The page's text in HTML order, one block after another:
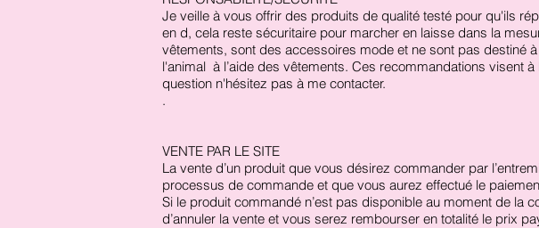
Je veille à vous offrir des produits de qualité testé pour qu'ils
en d, cela reste sécuritaire pour marcher en laisse dans la
vêtements, sont des accessoires mode et ne sont pas destiné
l'animal à l’aide des vêtements. Ces recommandations visent à
question n'hésitez pas à me contacter.
.
VENTE PAR LE SITE
La vente d’un produit que vous désirez commander par
processus de commande et que vous aurez effectué le
Si le produit commandé n’est pas disponible au moment de la
d’annuler la vente et vous serez rembourser en totalité le prix